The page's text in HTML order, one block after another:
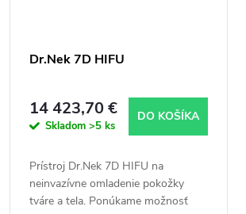
Dr.Nek 7D HIFU
14 423,70 €
Skladom >5 ks
DO KOŠÍKA
Prístroj Dr.Nek 7D HIFU na
neinvazívne omladenie pokožky
tváre a tela. Ponúkame možnosť